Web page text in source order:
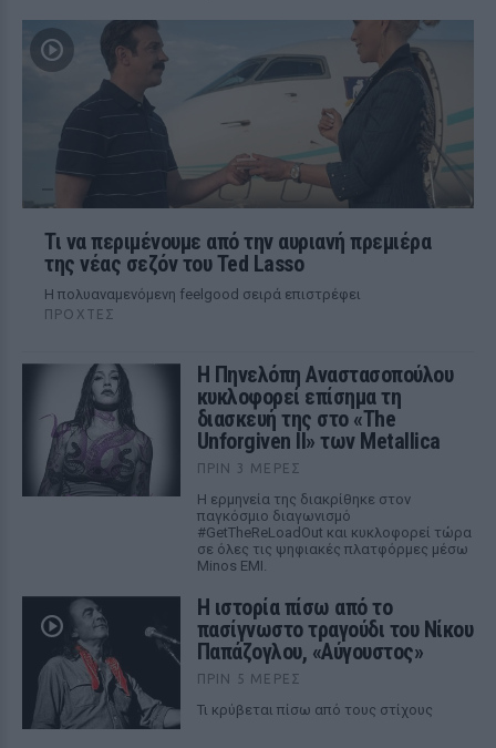
Τι να περιμένουμε από την αυριανή πρεμιέρα
της νέας σεζόν του Ted Lasso
Η πολυαναμενόμενη feelgood σειρά επιστρέφει
ΠΡΟΧΤΈΣ
Η Πηνελόπη Αναστασοπούλου
κυκλοφορεί επίσημα τη
διασκευή της στο «The
Unforgiven II» των Metallica
ΠΡΙΝ 3 ΜΈΡΕΣ
Η ερμηνεία της διακρίθηκε στον
παγκόσμιο διαγωνισμό
#GetTheReLoadOut και κυκλοφορεί τώρα
σε όλες τις ψηφιακές πλατφόρμες μέσω
Minos EMI.
Η ιστορία πίσω από το
πασίγνωστο τραγούδι του Νίκου
Παπάζογλου, «Αύγουστος»
ΠΡΙΝ 5 ΜΈΡΕΣ
Τι κρύβεται πίσω από τους στίχους